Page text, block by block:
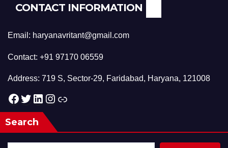
CONTACT INFORMATION
Email: haryanavritant@gmail.com
Contact: +91 97170 06559
Address: 719 S, Sector-29, Faridabad, Haryana, 121008
Facebook Twitter LinkedIn Instagram Link
Search